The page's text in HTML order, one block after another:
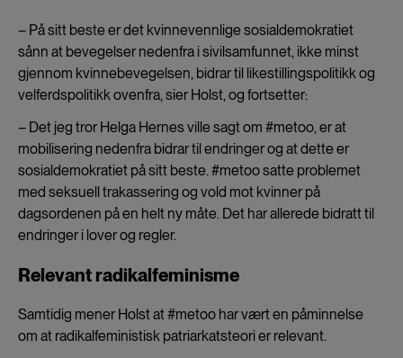
– På sitt beste er det kvinnevennlige sosialdemokratiet
sånn at bevegelser nedenfra i sivilsamfunnet, ikke minst
gjennom kvinnebevegelsen, bidrar til likestillingspolitikk og
velferdspolitikk ovenfra, sier Holst, og fortsetter:
– Det jeg tror Helga Hernes ville sagt om #metoo, er at
mobilisering nedenfra bidrar til endringer og at dette er
sosialdemokratiet på sitt beste. #metoo satte problemet
med seksuell trakassering og vold mot kvinner på
dagsordenen på en helt ny måte. Det har allerede bidratt til
endringer i lover og regler.
Relevant radikalfeminisme
Samtidig mener Holst at #metoo har vært en påminnelse
om at radikalfeministisk patriarkatsteori er relevant.